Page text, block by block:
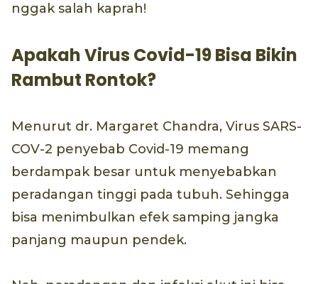
nggak salah kaprah!
Apakah Virus Covid-19 Bisa Bikin
Rambut Rontok?
Menurut dr. Margaret Chandra, Virus SARS-
COV-2 penyebab Covid-19 memang
berdampak besar untuk menyebabkan
peradangan tinggi pada tubuh. Sehingga
bisa menimbulkan efek samping jangka
panjang maupun pendek.